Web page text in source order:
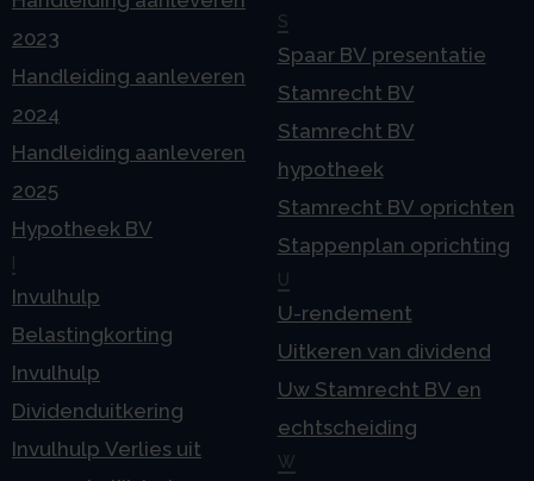
2023
Handleiding aanleveren
2024
Handleiding aanleveren
2025
Hypotheek BV
I
Invulhulp
Belastingkorting
Invulhulp
Dividenduitkering
Invulhulp Verlies uit
S
Spaar BV presentatie
Stamrecht BV
Stamrecht BV
hypotheek
Stamrecht BV oprichten
Stappenplan oprichting
U
U-rendement
Uitkeren van dividend
Uw Stamrecht BV en
echtscheiding
W